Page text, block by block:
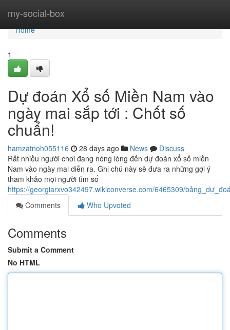
my-social-box
Home
Home
1
Dự đoán Xổ số Miền Nam vào
ngày mai sắp tới : Chốt số
chuẩn!
hamzatnoh055116 28 days ago News
Discuss
Rất nhiều người chơi đang nóng lòng đến dự đoán xổ số miền
Nam vào ngày mai diễn ra. Ghi chú này sẽ đưa ra những gợi ý
tham khảo mọi người tìm số
https://georgiarxvo342497.wikiconverse.com/6465309/
Comments
Who Upvoted
Comments
Submit a Comment
No HTML